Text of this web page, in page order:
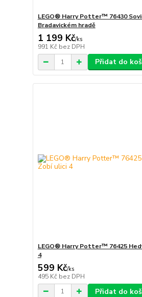
LEGO® Harry Potter™ 76430
Bradavickém hradě
1 199 Kč/ks
991 Kč bez DPH
Přidat do
LEGO® Harry Potter™ 76425
4
599 Kč/ks
495 Kč bez DPH
Přidat do